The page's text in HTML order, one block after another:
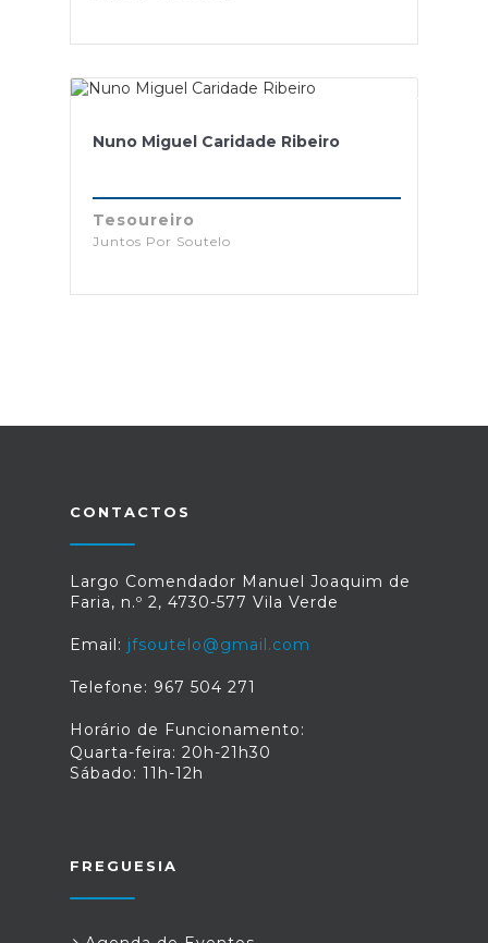
Nuno Miguel Caridade Ribeiro
Tesoureiro
Juntos Por Soutelo
CONTACTOS
Largo Comendador Manuel Joaquim de
Faria, n.º 2, 4730-577 Vila Verde
Email: jfsoutelo@gmail.com
Telefone: 967 504 271
Horário de Funcionamento:
Quarta-feira: 20h-21h30
Sábado: 11h-12h
FREGUESIA